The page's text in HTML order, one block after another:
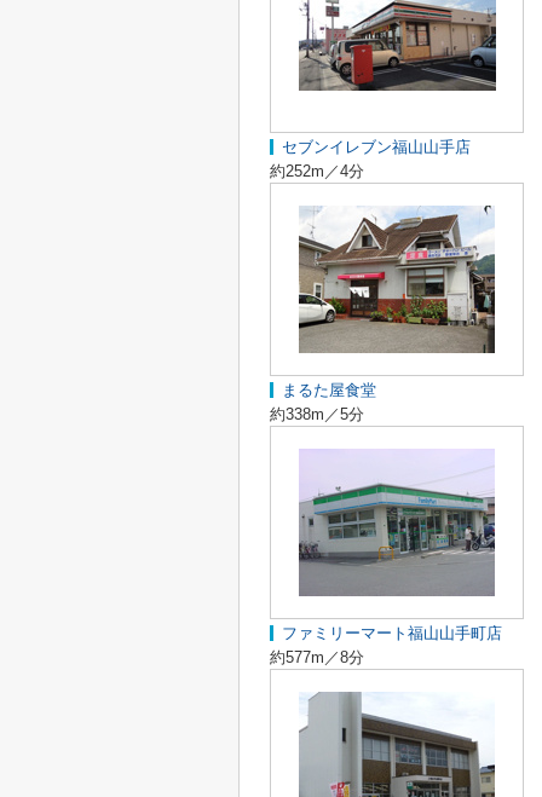
セブンイレブン福山山手店
約252m／4分
まるた屋食堂
約338m／5分
ファミリーマート福山山手町店
約577m／8分